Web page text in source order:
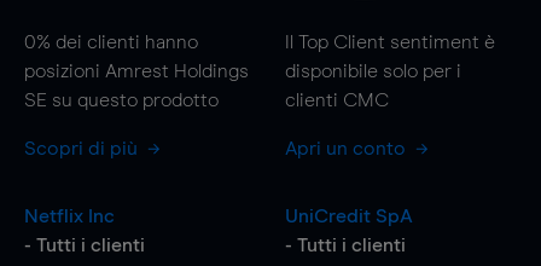
0% dei clienti hanno
posizioni Amrest Holdings
SE su questo prodotto
Scopri di più
Il Top Client sentiment è
disponibile solo per i
clienti CMC
Apri un conto
Netflix Inc
- Tutti i clienti
UniCredit SpA
- Tutti i clienti